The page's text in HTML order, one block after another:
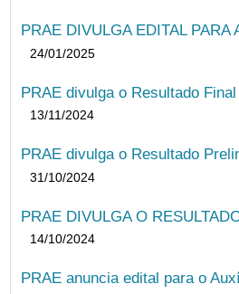
PRAE DIVULGA EDITAL
24/01/2025
PRAE divulga o Resultado
13/11/2024
PRAE divulga o Resultado
31/10/2024
PRAE DIVULGA O
14/10/2024
PRAE anuncia edital para o